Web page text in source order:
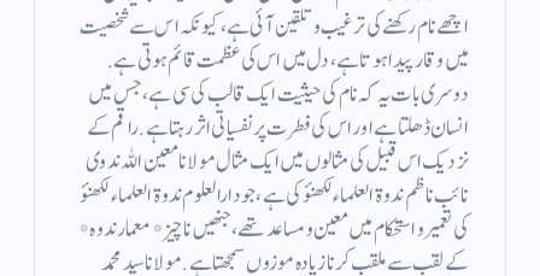
اچھے نام رکھنے کی ترغیب و تلقین آئی ہے، کیونکہ اس سے شخصیت
میں وقار پیدا ہوتا ہے، دل میں اس کی عظمت قائم ہوتی ہے.
دوسری بات یہ کہ نام کی حیثیت ایک قالب کی سی ہے، جس میں
انسان ڈھلتا ہے اور اس کی فطرت پر نفسیاتی اثر رہتا ہے. راقم کے
نزدیک اس قبیل کی مثالوں میں ایک مثال مولانا معین اللہ ندوی
نائب ناظم ندوۃ العلماء لکھنؤ کی ہے، جو دارالعلوم ندوۃ العلماء لکھنؤ
کی تعمیر و استحکام میں معین و مساعد تھے، جنھیں ناچیز *معمار ندوہ*
کے لقب سے ملقب کرنا زیادہ موزوں سمجھتا ہے. مولانا سید محمد